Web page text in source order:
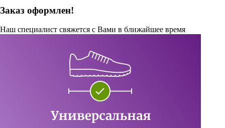
Заказ оформлен!
Наш специалист свяжется с Вами в ближайшее время